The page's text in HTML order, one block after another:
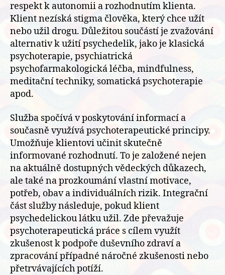
respekt k autonomii a rozhodnutím klienta.
Klient nezíská stigma člověka, který chce užít
nebo užil drogu. Důležitou součástí je zvažování
alternativ k užití psychedelik, jako je klasická
psychoterapie, psychiatrická
psychofarmakologická léčba, mindfulness,
meditační techniky, somatická psychoterapie
apod.
Služba spočívá v poskytování informací a
současně využívá psychoterapeutické principy.
Umožňuje klientovi učinit skutečně
informované rozhodnutí. To je založené nejen
na aktuálně dostupných vědeckých důkazech,
ale také na prozkoumání vlastní motivace,
potřeb, obav a individuálních rizik. Integrační
část služby následuje, pokud klient
psychedelickou látku užil. Zde převažuje
psychoterapeutická práce s cílem využít
zkušenost k podpoře duševního zdraví a
zpracování případné náročné zkušenosti nebo
přetrvávajících potíží.